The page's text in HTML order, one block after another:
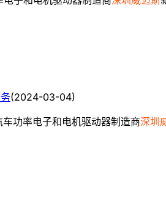
(2024-03-04)
功率电子和电机驱动器制造商深圳